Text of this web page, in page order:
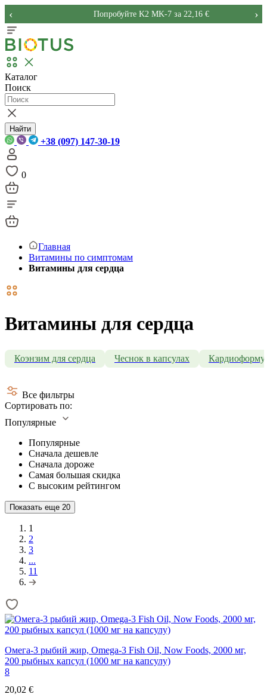
Попробуйте K2 MK-7 за 22,16 €
‹ ›
Каталог
Поиск
Найти
+38 (097) 147-30-19
0
Главная
Витамины по симптомам
Витамины для сердца
Витамины для сердца
Коэнзим для сердца Чеснок в капсулах
Все фильтры
Сортировать по:
Популярные
Популярные
Сначала дешевле
Сначала дороже
Самая большая скидка
С высоким рейтингом
Показать еще 20
1
2
3
...
11
Омега-3 рыбий жир, Omega-3 Fish Oil, Now Foods, 2000 мг,
200 рыбных капсул (1000 мг на капсулу)
8
20,02 €